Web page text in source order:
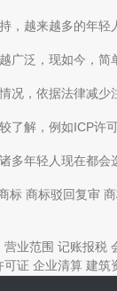
，越来越多的年轻
广泛，现如今，简
，依据法律减少
解，例如ICP许
多年轻人现在都会
标 商标驳回复审
营业范围 记账报税
可证 企业清算 建筑